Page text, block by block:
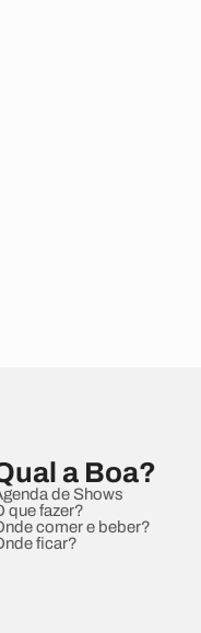
a Boa?
de Shows
que fazer?
comer e beber?
ficar?